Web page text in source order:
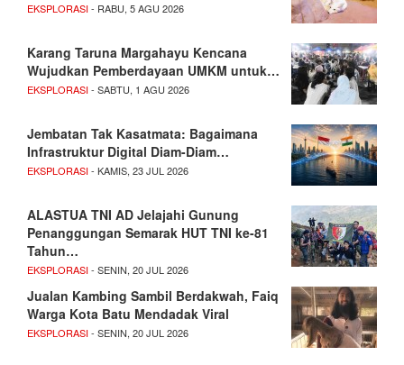
EKSPLORASI- RABU, 5 AGU 2026
Karang Taruna Margahayu Kencana
Wujudkan Pemberdayaan UMKM untuk…
EKSPLORASI- SABTU, 1 AGU 2026
Jembatan Tak Kasatmata: Bagaimana
Infrastruktur Digital Diam-Diam…
EKSPLORASI- KAMIS, 23 JUL 2026
ALASTUA TNI AD Jelajahi Gunung
Penanggungan Semarak HUT TNI ke-81
Tahun…
EKSPLORASI- SENIN, 20 JUL 2026
Jualan Kambing Sambil Berdakwah, Faiq
Warga Kota Batu Mendadak Viral
EKSPLORASI- SENIN, 20 JUL 2026